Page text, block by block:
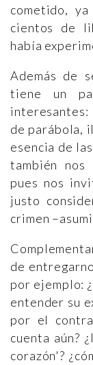
cometido,
cientos de
había
Además de
tiene un
interesantes:
de parábola,
esencia de
también
pues nos
justo
crimen
de
por ejemplo:
entender su
por el
cuenta aún?
corazón'?